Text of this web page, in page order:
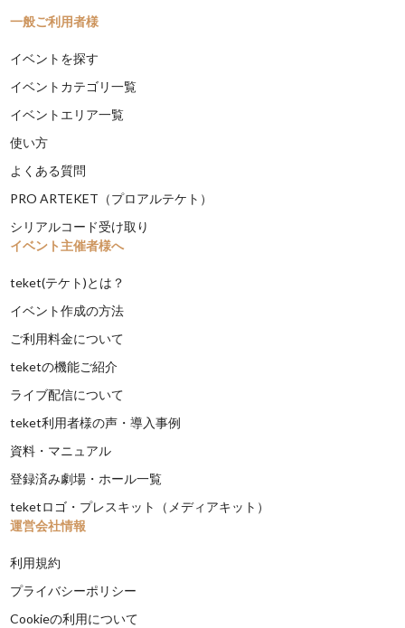
一般ご利用者様
イベントを探す
イベントカテゴリ一覧
イベントエリア一覧
使い方
よくある質問
PRO ARTEKET（プロアルテケト）
シリアルコード受け取り
イベント主催者様へ
teket(テケト)とは？
イベント作成の方法
ご利用料金について
teketの機能ご紹介
ライブ配信について
teket利用者様の声・導入事例
資料・マニュアル
登録済み劇場・ホール一覧
teketロゴ・プレスキット（メディアキット）
運営会社情報
利用規約
プライバシーポリシー
Cookieの利用について